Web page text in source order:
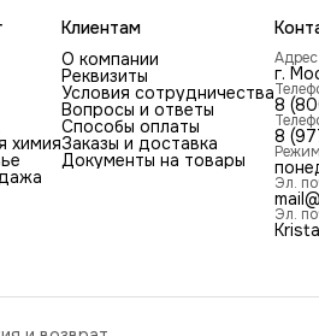
химия
Клиентам
О компании
Реквизиты
Условия сотрудничества
Вопросы и ответы
Способы оплаты
Заказы и доставка
Документы на товары
Адрес
г.
8
8
Эл.
Эл.